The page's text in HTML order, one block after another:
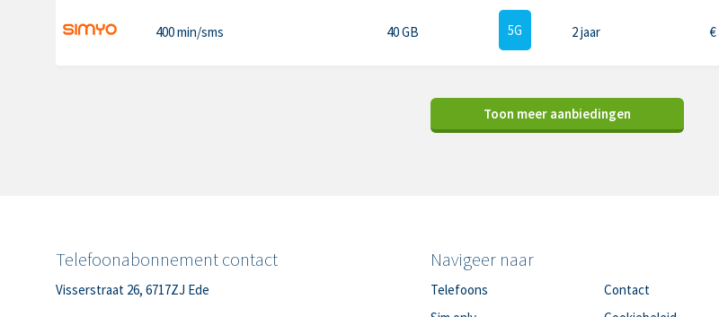
400 min/sms 40 GB 5G 2 jaar €
Toon meer aanbiedingen
Telefoonabonnement contact
Visserstraat 26, 6717ZJ Ede
Navigeer naar
Telefoons
Contact